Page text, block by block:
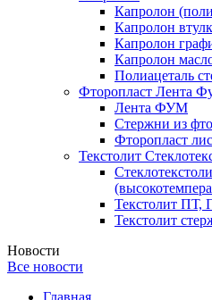
Капролон
Капролон
Капролон
Капролон
Полиацеталь
Фторопласт Лента
Лента ФУМ
Стержни из
Фторопласт
Текстолит
Текстолит ПТ,
Текстолит
Новости
Все новости
Главная